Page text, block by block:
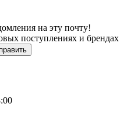
на эту почту!
поступлениях и брендах